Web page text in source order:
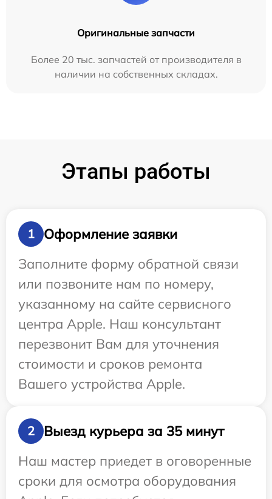
Оригинальные запчасти
Более 20 тыс. запчастей от производителя в
наличии на собственных складах.
Этапы работы
1
Оформление заявки
Заполните форму обратной связи
или позвоните нам по номеру,
указанному на сайте сервисного
центра Apple. Наш консультант
перезвонит Вам для уточнения
стоимости и сроков ремонта
Вашего устройства Apple.
2
Выезд курьера за 35 минут
Наш мастер приедет в оговоренные
сроки для осмотра оборудования